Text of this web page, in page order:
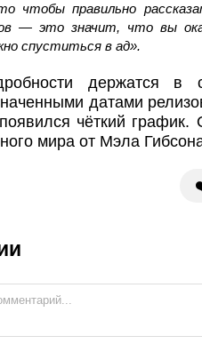
чтобы правильно
— это значит, что вы
спуститься в ад».
держатся в
датами
чёткий график.
мира от Мэла